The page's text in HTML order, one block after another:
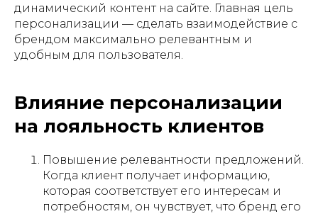
динамический контент на сайте. Главная цель
персонализации — сделать взаимодействие с
брендом максимально релевантным и
удобным для пользователя.
Влияние персонализации
на лояльность клиентов
Повышение релевантности предложений.
Когда клиент получает информацию,
которая соответствует его интересам и
потребностям, он чувствует, что бренд его